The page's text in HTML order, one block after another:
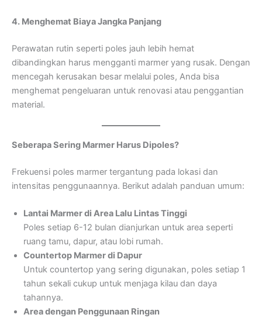
4. Menghemat Biaya Jangka Panjang
Perawatan rutin seperti poles jauh lebih hemat
dibandingkan harus mengganti marmer yang rusak. Dengan
mencegah kerusakan besar melalui poles, Anda bisa
menghemat pengeluaran untuk renovasi atau penggantian
material.
Seberapa Sering Marmer Harus Dipoles?
Frekuensi poles marmer tergantung pada lokasi dan
intensitas penggunaannya. Berikut adalah panduan umum:
Lantai Marmer di Area Lalu Lintas Tinggi
Poles setiap 6-12 bulan dianjurkan untuk area seperti
ruang tamu, dapur, atau lobi rumah.
Countertop Marmer di Dapur
Untuk countertop yang sering digunakan, poles setiap 1
tahun sekali cukup untuk menjaga kilau dan daya
tahannya.
Area dengan Penggunaan Ringan